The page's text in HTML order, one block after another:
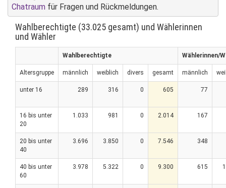
Chatraum für Fragen und Rückmeldungen.
Wahlberechtigte (33.025 gesamt) und Wählerinnen
und Wähler
Wahlberechtigte Wählerinnen/
Altersgruppe männlich weiblich divers gesamt männlich
unter 16 289 316 0 605 77
16 bis unter
20
1.033 981 0 2.014 167
20 bis unter
40
3.696 3.850 0 7.546 348
40 bis unter
60
3.978 5.322 0 9.300 615